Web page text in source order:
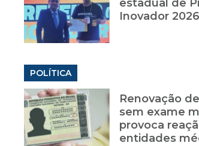
estadual de
Inovador 2026
POLÍTICA
Renovação
sem exame
provoca
entidades